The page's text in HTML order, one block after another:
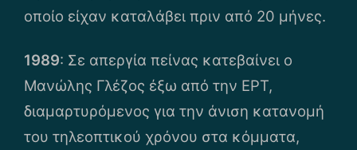
οποίο είχαν καταλάβει πριν από 20 μήνες.
1989: Σε απεργία πείνας κατεβαίνει ο
Μανώλης Γλέζος έξω από την ΕΡΤ,
διαμαρτυρόμενος για την άνιση κατανομή
του τηλεοπτικού χρόνου στα κόμματα,